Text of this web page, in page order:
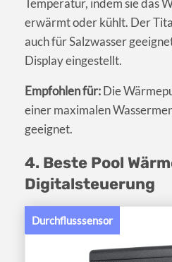
erwärmt oder kühlt. Der
auch für Salzwasser
Display eingestellt.
Empfohlen für:Die
einer maximalen
geeignet.
4. Beste Pool
Digitalsteuerung
Durchflusssensor